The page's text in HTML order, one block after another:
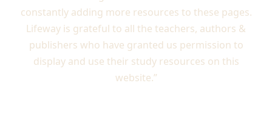
constantly adding more resources to these pages.
Lifeway is grateful to all the teachers, authors &
publishers who have granted us permission to
display and use their study resources on this
website.”